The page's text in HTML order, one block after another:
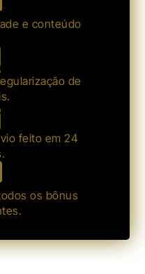
e conteúdo
de
feito em 24
os bônus